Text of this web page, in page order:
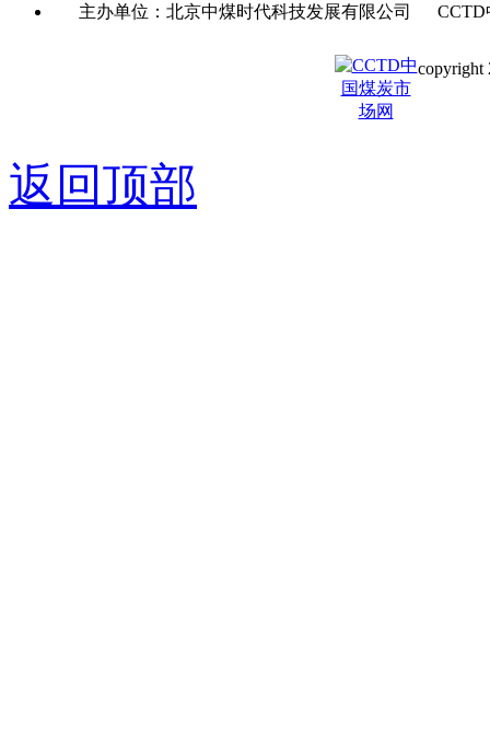
主办单位：北京中煤时代科技发展有限公司
copyright
返回顶部